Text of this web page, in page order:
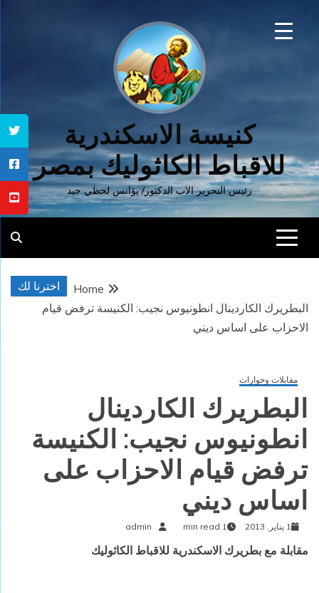
كنيسة الاسكندرية
للاقباط الكاثوليك بمصر
رئيس التحرير الاب الدكتور/ يؤانس لحظي جيد
اخترنا لك
Home
البطريرك الكاردينال انطونيوس نجيب: الكنيسة ترفض قيام
الاحزاب على اساس ديني
مقابلات وحوارات
البطريرك الكاردينال
انطونيوس نجيب: الكنيسة
ترفض قيام الاحزاب على
اساس ديني
1 يناير, 2013 1 min read
admin
مقابلة مع بطريرك الاسكندرية للاقباط الكاثوليك